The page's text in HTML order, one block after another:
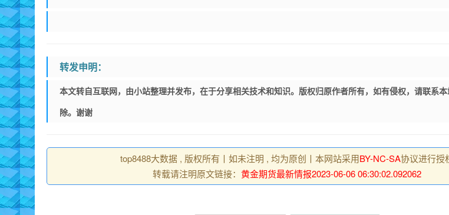
转发申明：
本文转自互联网，由小站整理并发布，在于分享相关技术和知识。版权归原作者所有，如有侵权，请联系
除。谢谢
top8488大数据 , 版权所有丨如未注明 , 均为原创丨本网站采用BY-NC-SA协议进行授
转载请注明原文链接： 黄金期货最新情报2023-06-06 06:30:02.092062